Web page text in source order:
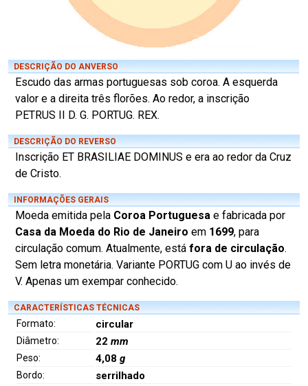
DESCRIÇÃO DO ANVERSO
Escudo das armas portuguesas sob coroa. A esquerda
valor e a direita três florões. Ao redor, a inscrição
PETRUS II D. G. PORTUG. REX.
DESCRIÇÃO DO REVERSO
Inscrição ET BRASILIAE DOMINUS e era ao redor da Cruz
de Cristo.
INFORMAÇÕES GERAIS
Moeda emitida pela Coroa Portuguesa e fabricada por
Casa da Moeda do Rio de Janeiro em 1699, para
circulação comum. Atualmente, está fora de circulação.
Sem letra monetária. Variante PORTUG com U ao invés de
V. Apenas um exempar conhecido.
CARACTERÍSTICAS TÉCNICAS
Formato: circular
Diâmetro: 22 mm
Peso: 4,08 g
Bordo: serrilhado